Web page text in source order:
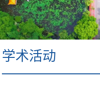
学术活动